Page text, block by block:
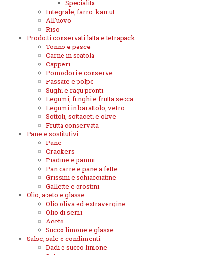
Specialità
Integrale, farro, kamut
All'uovo
Riso
Prodotti conservati latta e tetrapack
Tonno e pesce
Carne in scatola
Capperi
Pomodori e conserve
Passate e polpe
Sughi e ragu pronti
Legumi, funghi e frutta secca
Legumi in barattolo, vetro
Sottoli, sottaceti e olive
Frutta conservata
Pane e sostitutivi
Pane
Crackers
Piadine e panini
Pan carre e pane a fette
Grissini e schiacciatine
Gallette e crostini
Olio, aceto e glasse
Olio oliva ed extravergine
Olio di semi
Aceto
Succo limone e glasse
Salse, sale e condimenti
Dadi e succo limone